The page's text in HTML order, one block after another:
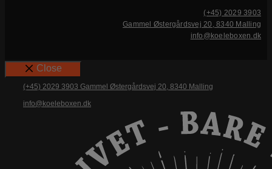
(+45) 2029 3903
Gammel Østergårdsvej 20, 8340 Malling
info@koeleboxen.dk
Close
(+45) 2029 3903 Gammel Østergårdsvej 20, 8340 Malling
info@koeleboxen.dk